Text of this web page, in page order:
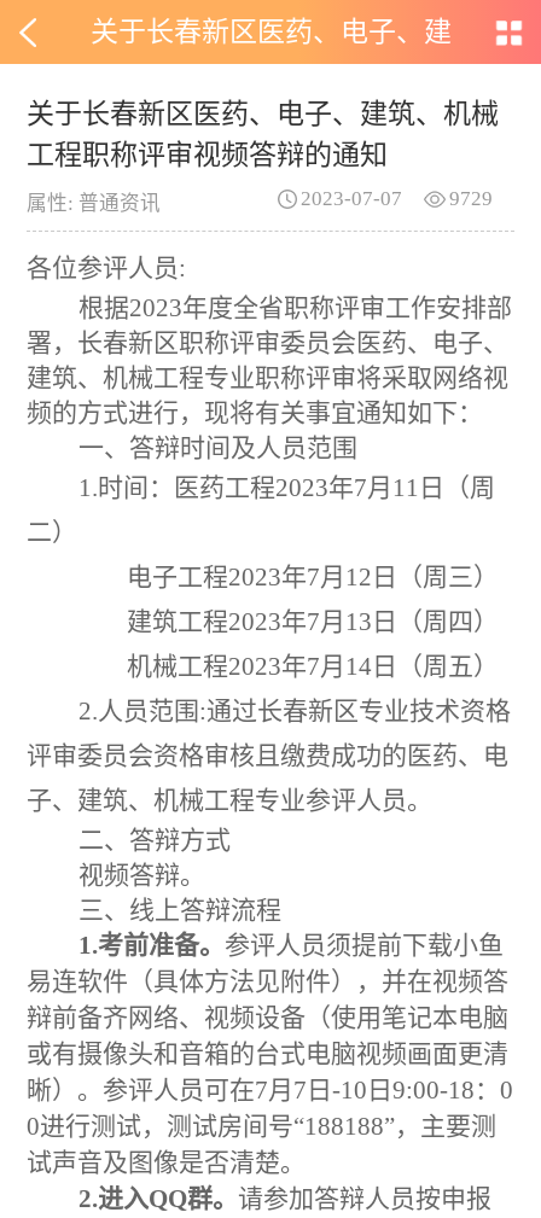
关于长春新区医药、电子、建
筑、机械工程职称评审视频答辩
的通知
关于长春新区医药、电子、建筑、机械
工程职称评审视频答辩的通知
属性: 普通资讯 9729
2023-07-07
各位参评人员:
根据2023年度全省职称评审工作安排部
署，长春新区职称评审委员会医药、电子、
建筑、机械工程专业职称评审将采取网络视
频的方式进行，现将有关事宜通知如下：
一、答辩时间及人员范围
1.时间：医药工程2023年7月11日（周
二）
电子工程2023年7月12日（周三）
建筑工程2023年7月13日（周四）
机械工程2023年7月14日（周五）
2.人员范围:通过长春新区专业技术资格
评审委员会资格审核且缴费成功的医药、电
子、建筑、机械工程专业参评人员。
二、答辩方式
视频答辩。
三、线上答辩流程
1.考前准备。 参评人员须提前下载小鱼
易连软件（具体方法见附件），并在视频答
辩前备齐网络、视频设备（使用笔记本电脑
或有摄像头和音箱的台式电脑视频画面更清
晰）。参评人员可在7月7日-10日9:00-18：0
0进行测试，测试房间号“188188”，主要测
试声音及图像是否清楚。
2.进入QQ群。 请参加答辩人员按申报